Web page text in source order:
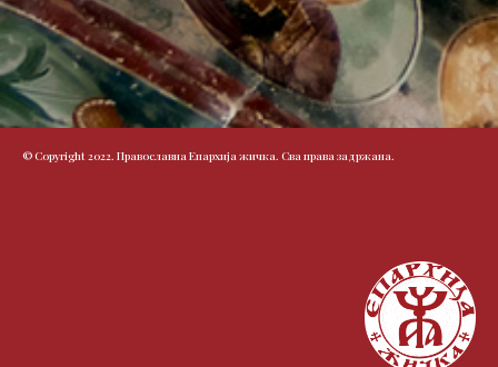
© Copyright 2022. Православна Епархија жичка. Сва права задржана.